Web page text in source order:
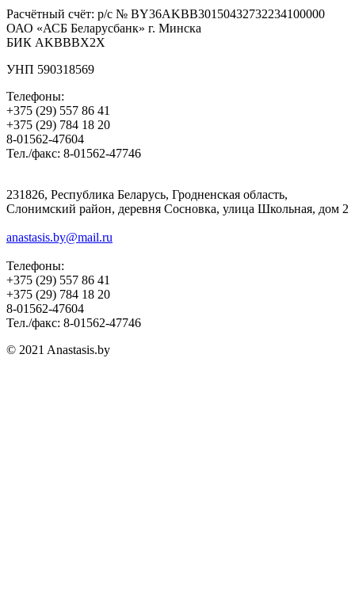
Расчётный счёт: р/с № BY36AKBB30150432732234100000
ОАО «АСБ Беларусбанк» г. Минска
БИК AKBBBX2X
УНП 590318569
Телефоны:
+375 (29) 557 86 41
+375 (29) 784 18 20
8-01562-47604
Тел./факс: 8-01562-47746
231826, Республика Беларусь, Гродненская область,
Слонимский район, деревня Сосновка, улица Школьная, дом 2
anastasis.by@mail.ru
Телефоны:
+375 (29) 557 86 41
+375 (29) 784 18 20
8-01562-47604
Тел./факс: 8-01562-47746
© 2021 Anastasis.by